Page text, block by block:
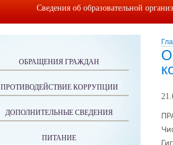
ОБРАЩЕНИЯ ГРАЖДАН
ПРОТИВОДЕЙСТВИЕ КОРРУПЦИИ
ДОПОЛНИТЕЛЬНЫЕ СВЕДЕНИЯ
ПИТАНИЕ
Сведения об образовательной